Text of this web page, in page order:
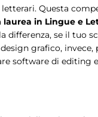
Questa
laurea in Lingue e
differenza, se il tuo
grafico, invece,
software di editing